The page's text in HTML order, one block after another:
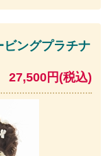
ビングプラチナ
27,500円(税込)